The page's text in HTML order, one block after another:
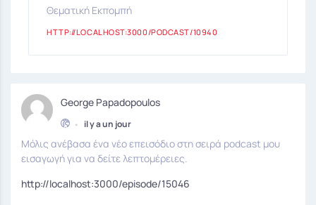
Θεματική Εκπομπή
HTTP://LOCALHOST:3000/PODCAST/10940
George Papadopoulos
• il y a un jour
Μόλις ανέβασα ένα νέο επεισόδιο στη σειρά podcast μου
εισαγωγή για να δείτε λεπτομέρειες.
http://localhost:3000/episode/15046